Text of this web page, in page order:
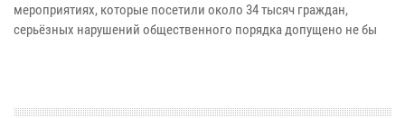
мероприятиях, которые посетили около 34 тысяч граждан,
серьёзных нарушений общественного порядка допущено не бы